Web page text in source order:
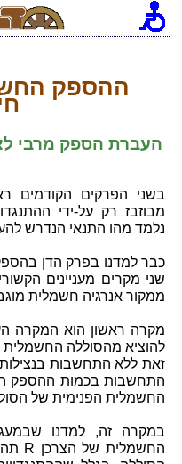
ההספק
העברת הספק מרבי
בשני הפרקים הקודמים
מבוזבז רק על-ידי
נלמד מהו התנאי הנדרש
כבר למדנו בפרק הדן
שני מקרים מעניינים
ממקור אנרגיה חשמלית
מקרה ראשון הוא המקרה
להוציא מהסוללה
זאת ללא התחשבות
התחשבות בכמות ההספק
החשמלית הפנימית של
במקרה זה, למדנו